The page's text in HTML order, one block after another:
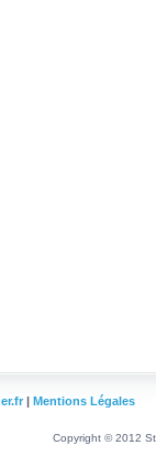
| Mentions Légales
Copyright © 2012